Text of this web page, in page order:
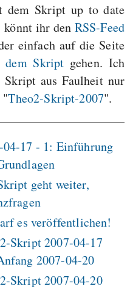
dem Skript up to date
ihr den RSS-Feed
einfach auf die Seite
dem Skript gehen. Ich
Skript aus Faulheit nur
"Theo2-Skript-2007".
04-17 - 1: Einführung
geht weiter,
es veröffentlichen!
Skript 2007-04-17
2007-04-20
Skript 2007-04-20
Draketo neu: Beiträge
Alltag in
Klimaneutralen Welt
Curb impacts
programming to
EU sovereignty
Es gibt Fakten
Measured
Graben-Neudorf,
West Germany